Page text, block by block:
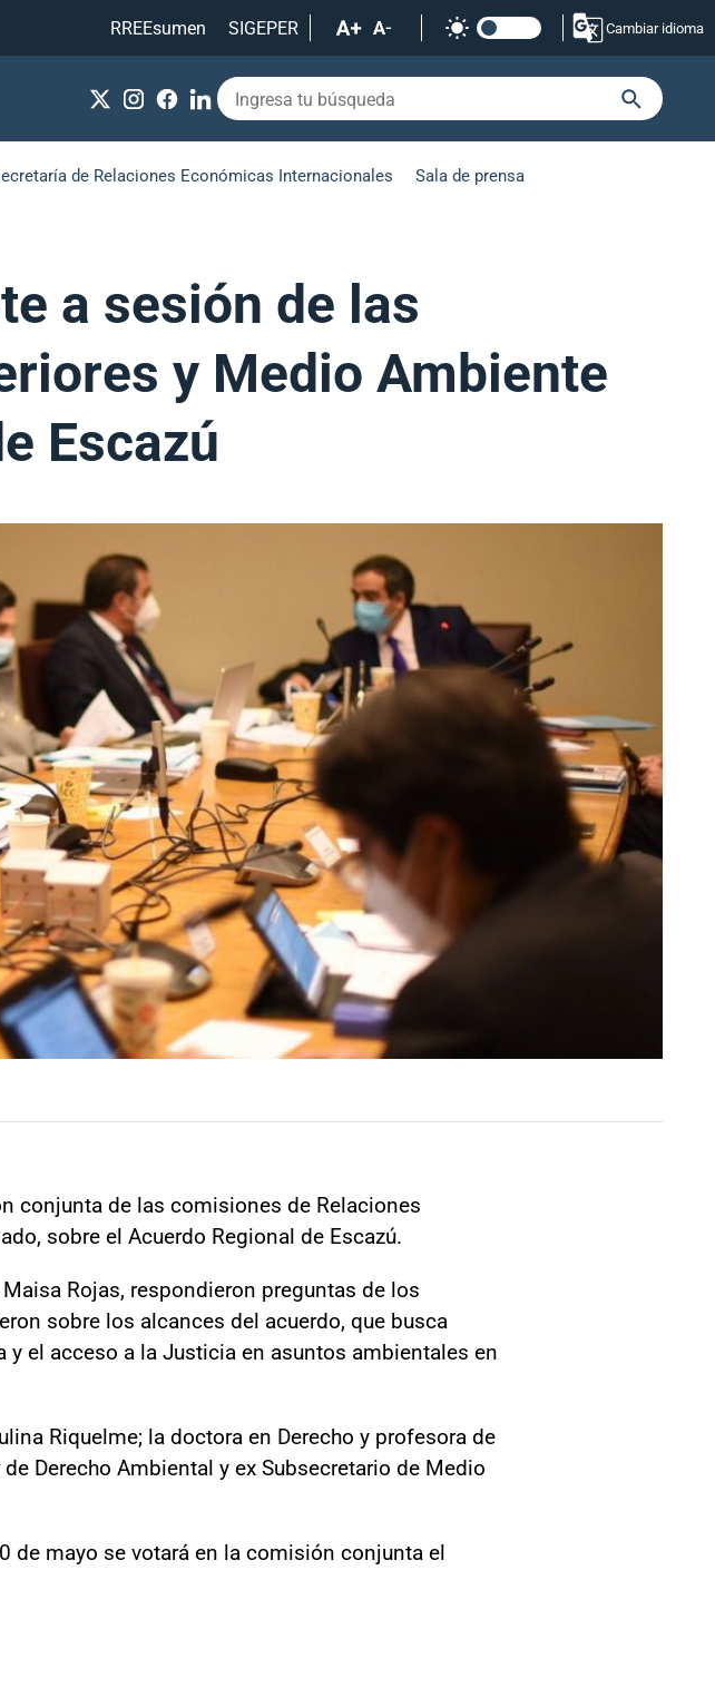
RREEsumen
SIGEPER Cambiar idioma
de Relaciones Económicas Internacionales Sala de prensa
a sesión de las
y Medio Ambiente
Escazú
conjunta de las comisiones de Relaciones
sobre el Acuerdo Regional de Escazú.
Rojas, respondieron preguntas de los
sobre los alcances del acuerdo, que busca
el acceso a la Justicia en asuntos ambientales en
Riquelme; la doctora en Derecho y profesora de
Derecho Ambiental y ex Subsecretario de Medio
de mayo se votará en la comisión conjunta el